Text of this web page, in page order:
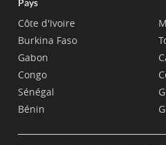
Pays
Côte d'Ivoire
Burkina Faso
Gabon
Congo
Sénégal
Bénin